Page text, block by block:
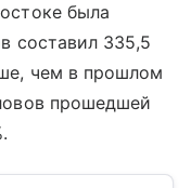
была
составил 335,5
чем в прошлом
прошедшей